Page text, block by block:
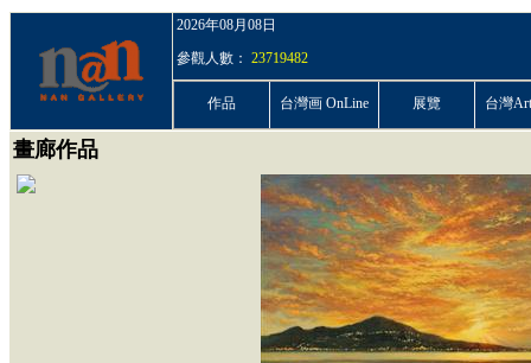
2026年08月08日
參觀人數： 23719482
作品 台灣画 OnLine 展覽 台灣
畫廊作品